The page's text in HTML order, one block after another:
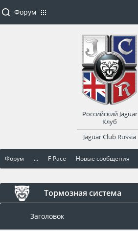
Форум ... F-Pace Новые сообщения
Тормозная система
Заголовок
Форум
Российский Jaguar
Клуб
Jaguar Club Russia